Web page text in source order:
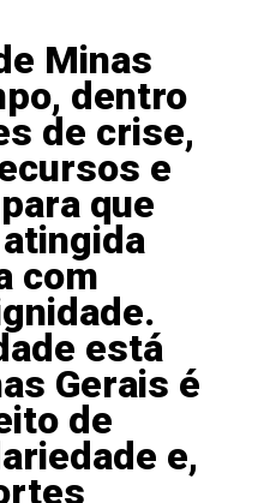
Minas
dentro
de crise,
e
que
com
está
Gerais é
de
e,